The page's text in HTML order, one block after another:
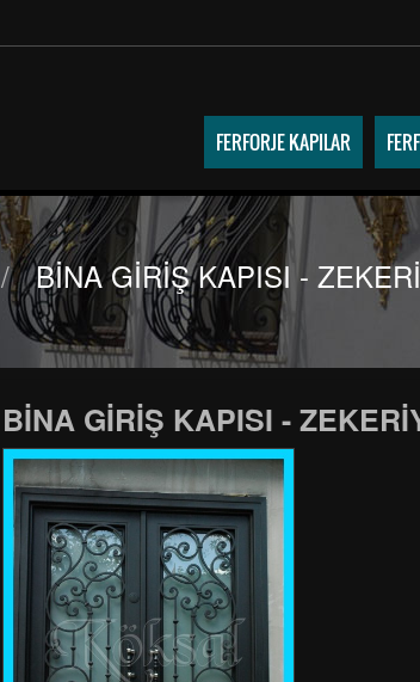
FERFORJE KAPILAR
/ BİNA GİRİŞ KAPISI -
BİNA GİRİŞ KAPISI -